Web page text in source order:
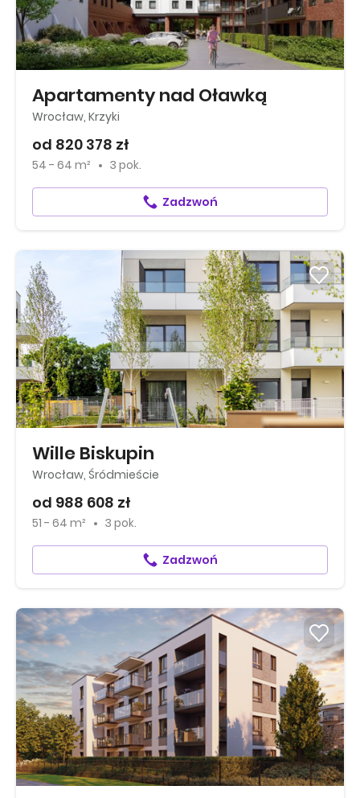
Apartamenty nad Oławką
Wrocław, Krzyki
od 820 378 zł
54 - 64 m² 3 pok.
Zadzwoń
Wille Biskupin
Wrocław, Śródmieście
od 988 608 zł
51 - 64 m² 3 pok.
Zadzwoń